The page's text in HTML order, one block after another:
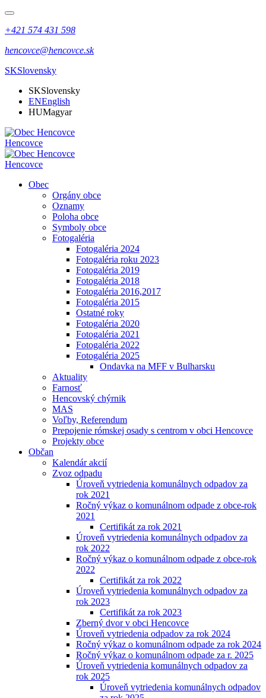
+421 574 431 598
hencovce@hencovce.sk
SKSlovensky
SKSlovensky
ENEnglish
HUMagyar
Hencovce
Hencovce
Obec
Orgány obce
Oznamy
Poloha obce
Symboly obce
Fotogaléria
Fotogaléria 2024
Fotogaléria roku 2023
Fotogaléria 2019
Fotogaléria 2018
Fotogaléria 2016,2017
Fotogaléria 2015
Ostatné roky
Fotogaléria 2020
Fotogaléria 2021
Fotogaléria 2022
Fotogaléria 2025
Ondavka na MFF v Bulharsku
Aktuality
Farnosť
Hencovský chýrnik
MAS
Voľby, Referendum
Prepojenie rómskej osady s centrom v obci Hencovce
Projekty obce
Občan
Kalendár akcií
Zvoz odpadu
Úroveň vytriedenia komunálnych odpadov za
rok 2021
Ročný výkaz o komunálnom odpade z obce-rok
2021
Certifikát za rok 2021
Úroveň vytriedenia komunálnych odpadov za
rok 2022
Ročný výkaz o komunálnom odpade z obce-rok
2022
Certifikát za rok 2022
Úroveň vytriedenia komunálnych odpadov za
rok 2023
Certifikát za rok 2023
Zberný dvor v obci Hencovce
Úroveň vytriedenia odpadov za rok 2024
Ročný výkaz o komunálnom odpade za rok 2024
Ročný výkaz o komunálnom odpade za r. 2025
Úroveň vytriedenia komunálnych odpadov za
rok 2025
Úroveň vytriedenia komunálnych odpadov